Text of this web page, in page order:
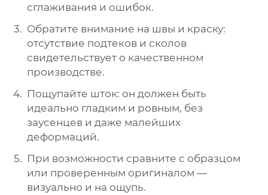
сглаживания и ошибок.
Обратите внимание на швы и краску:
отсутствие подтеков и сколов
свидетельствует о качественном
производстве.
Пощупайте шток: он должен быть
идеально гладким и ровным, без
заусенцев и даже малейших
деформаций.
При возможности сравните с образцом
или проверенным оригиналом —
визуально и на ощупь.